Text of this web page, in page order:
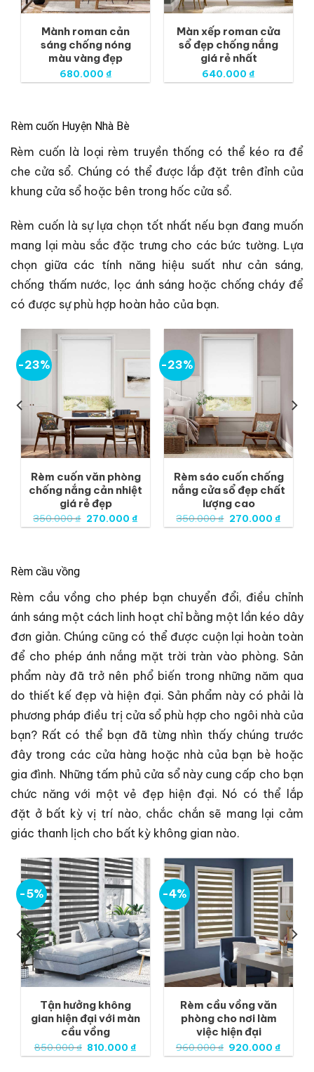
Mành roman cản
sáng chống nóng
màu vàng đẹp
680.000 ₫
Màn xếp roman cửa
sổ đẹp chống nắng
giá rẻ nhất
640.000 ₫
Rèm cuốn Huyện Nhà Bè
Rèm cuốn là loại rèm truyền thống có thể kéo ra để
che cửa sổ. Chúng có thể được lắp đặt trên đỉnh của
khung cửa sổ hoặc bên trong hốc cửa sổ.
Rèm cuốn là sự lựa chọn tốt nhất nếu bạn đang muốn
mang lại màu sắc đặc trưng cho các bức tường. Lựa
chọn giữa các tính năng hiệu suất như cản sáng,
chống thấm nước, lọc ánh sáng hoặc chống cháy để
có được sự phù hợp hoàn hảo của bạn.
-23%
Rèm cuốn văn phòng
chống nắng cản nhiệt
giá rẻ đẹp
350.000₫ Giá
gốc
270.000 ₫Giá
hiện
-23%
Rèm sáo cuốn chống
nắng cửa sổ đẹp chất
lượng cao
350.000₫ Giá
gốc
270.000 ₫Giá
hiện
Rèm cầu vồng
Rèm cầu vồng cho phép bạn chuyển đổi, điều chỉnh
ánh sáng một cách linh hoạt chỉ bằng một lần kéo dây
đơn giản. Chúng cũng có thể được cuộn lại hoàn toàn
để cho phép ánh nắng mặt trời tràn vào phòng. Sản
phẩm này đã trở nên phổ biến trong những năm qua
do thiết kế đẹp và hiện đại. Sản phẩm này có phải là
phương pháp điều trị cửa sổ phù hợp cho ngôi nhà của
bạn? Rất có thể bạn đã từng nhìn thấy chúng trước
đây trong các cửa hàng hoặc nhà của bạn bè hoặc
gia đình. Những tấm phủ cửa sổ này cung cấp cho bạn
chức năng với một vẻ đẹp hiện đại. Nó có thể lắp
đặt ở bất kỳ vị trí nào, chắc chắn sẽ mang lại cảm
giác thanh lịch cho bất kỳ không gian nào.
-5%
Tận hưởng không
gian hiện đại với màn
cầu vồng
850.000₫ Giá
gốc
810.000₫
hiện
-4%
Rèm cầu vồng văn
phòng cho nơi làm
việc hiện đại
960.000₫ Giá
gốc
920.000₫
hiện